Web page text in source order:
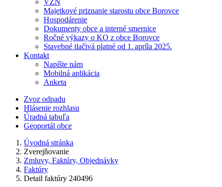
VZN
Majetkové priznanie starostu obce Borovce
Hospodárenie
Dokumenty obce a interné smernice
Ročné výkazy o KO z obce Borovce
Stavebné tlačivá platné od 1. apríla 2025.
Kontakt
Napíšte nám
Mobilná aplikácia
Anketa
Zvoz odpadu
Hlásenie rozhlasu
Úradná tabuľa
Geoportál obce
Úvodná stránka
Zverejňovanie
Zmluvy, Faktúry, Objednávky
Faktúry
Detail faktúry 240496